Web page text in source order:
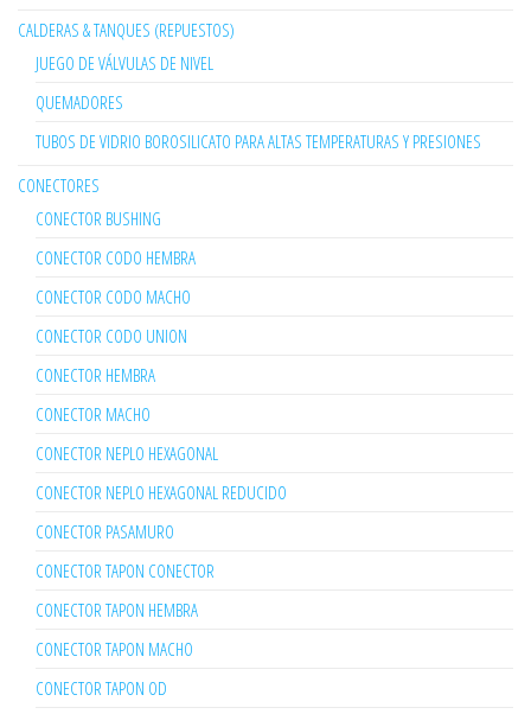
CALDERAS & TANQUES (REPUESTOS)
JUEGO DE VÁLVULAS DE NIVEL
QUEMADORES
TUBOS DE VIDRIO BOROSILICATO PARA ALTAS TEMPERATURAS Y PRESIONES
CONECTORES
CONECTOR BUSHING
CONECTOR CODO HEMBRA
CONECTOR CODO MACHO
CONECTOR CODO UNION
CONECTOR HEMBRA
CONECTOR MACHO
CONECTOR NEPLO HEXAGONAL
CONECTOR NEPLO HEXAGONAL REDUCIDO
CONECTOR PASAMURO
CONECTOR TAPON CONECTOR
CONECTOR TAPON HEMBRA
CONECTOR TAPON MACHO
CONECTOR TAPON OD